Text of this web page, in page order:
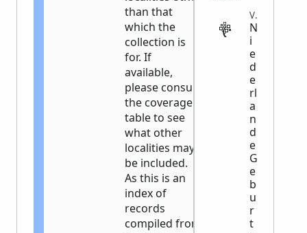
than that
which the
collection is
for. If
available,
please consult
the coverage
table to see
what other
localities may
be included.
As this is an
index of
records
compiled from
VITAL
N
i
e
d
e
rl
a
n
d
e
G
e
b
u
r
t